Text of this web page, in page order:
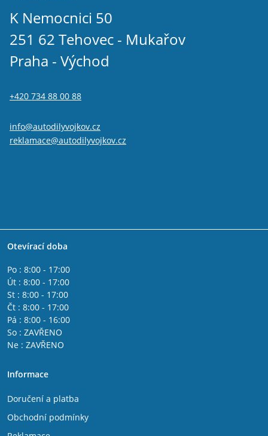
K Nemocnici 50
251 62 Tehovec - Mukařov
Praha - Východ
+420 734 88 00 88
info@autodilyvojkov.cz
reklamace@autodilyvojkov.cz
Otevírací doba
Po : 8:00 - 17:00
Út : 8:00 - 17:00
St : 8:00 - 17:00
Čt : 8:00 - 17:00
Pá : 8:00 - 16:00
So : ZAVŘENO
Ne : ZAVŘENO
Informace
Doručení a platba
Obchodní podmínky